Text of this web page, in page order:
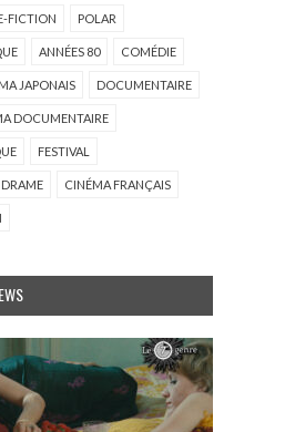
FICTION POLAR
ANNÉES 80 COMÉDIE
JAPONAIS DOCUMENTAIRE
DOCUMENTAIRE
FESTIVAL
DRAME CINÉMA FRANÇAIS